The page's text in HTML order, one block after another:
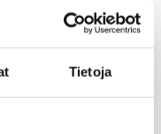
Tietoja
on valinnut
vastaanottajan on